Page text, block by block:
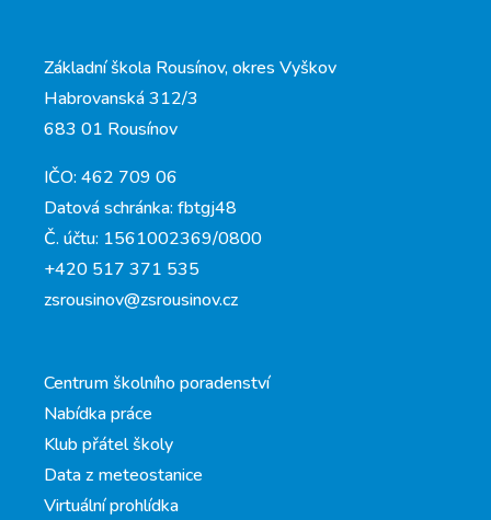
Základní škola Rousínov, okres Vyškov
Habrovanská 312/3
683 01 Rousínov
IČO: 462 709 06
Datová schránka: fbtgj48
Č. účtu: 1561002369/0800
+420 517 371 535
zsrousinov@zsrousinov.cz
Centrum školního poradenství
Nabídka práce
Klub přátel školy
Data z meteostanice
Virtuální prohlídka